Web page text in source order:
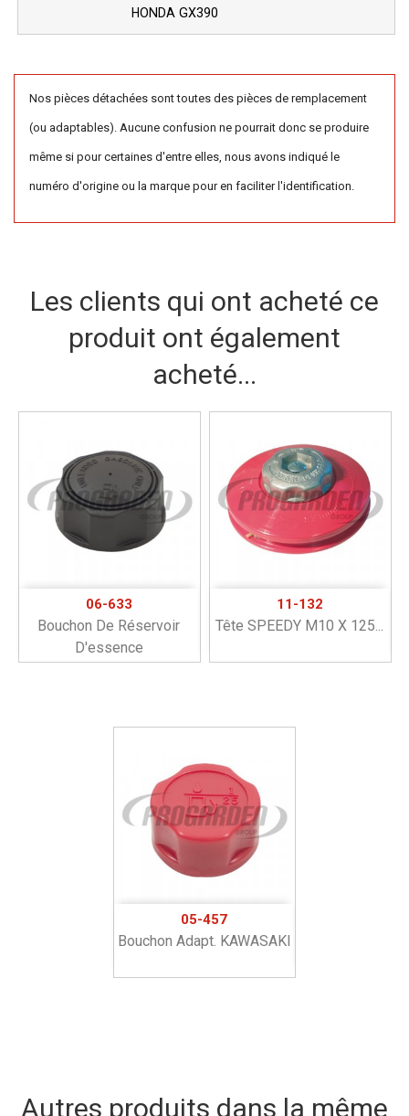
HONDA GX390
Nos pièces détachées sont toutes des pièces de remplacement
(ou adaptables). Aucune confusion ne pourrait donc se produire
même si pour certaines d'entre elles, nous avons indiqué le
numéro d'origine ou la marque pour en faciliter l'identification.
Les clients qui ont acheté ce
produit ont également
acheté...
06-633
Bouchon De Réservoir
D'essence
11-132
Tête SPEEDY M10 X 125...
05-457
Bouchon Adapt. KAWASAKI
Autres produits dans la même